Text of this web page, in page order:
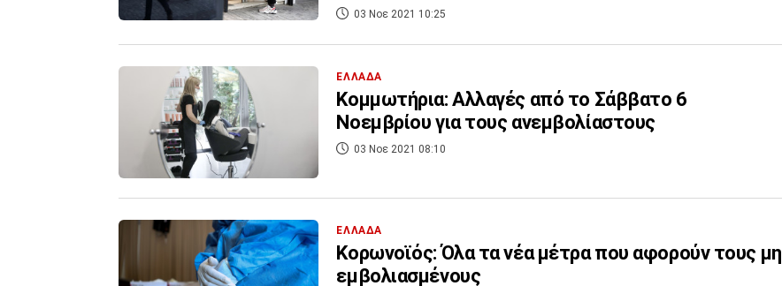
03 Νοε 2021 10:25
ΕΛΛΑΔΑ
Κομμωτήρια: Αλλαγές από το Σάββατο 6
Νοεμβρίου για τους ανεμβολίαστους
03 Νοε 2021 08:10
ΕΛΛΑΔΑ
Κορωνοϊός: Όλα τα νέα μέτρα που αφορούν τους μη
εμβολιασμένους